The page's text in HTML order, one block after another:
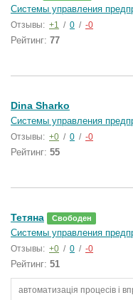
Системы управления
Отзывы: +1 / 0 / -0
Рейтинг: 77
Dina Sharko
Системы управления
Отзывы: +0 / 0 / -0
Рейтинг: 55
Тетяна Свободен
Системы управления
Отзывы: +0 / 0 / -0
Рейтинг: 51
автоматизація процесів і